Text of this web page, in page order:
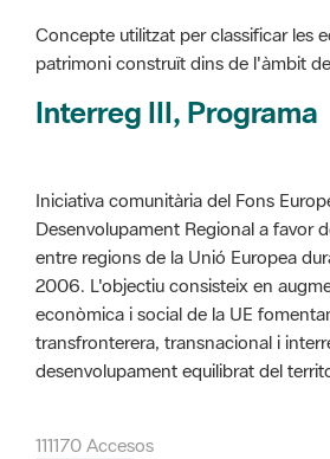
Concepte utilitzat per classificar les
patrimoni construït dins de l'àmbit
Interreg III, Programa
Iniciativa comunitària del Fons
Desenvolupament Regional a favor
entre regions de la Unió Europea
2006. L'objectiu consisteix en
econòmica i social de la UE
transfronterera, transnacional i
desenvolupament equilibrat del
111170 Accesos